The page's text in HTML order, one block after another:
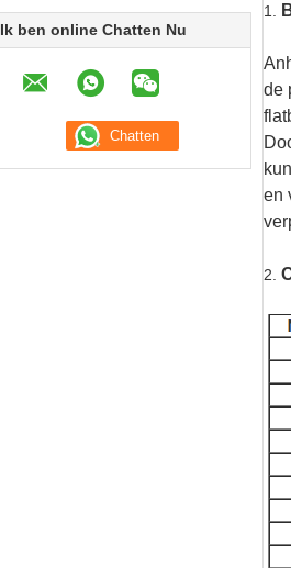
Ik ben online Chatten Nu
1.
de
en
2.